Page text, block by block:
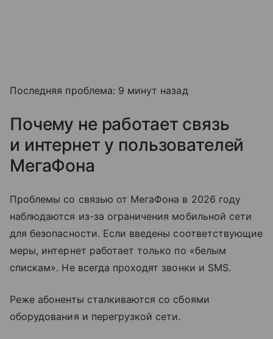
Последняя проблема: 9 минут назад
Почему не работает связь
и интернет у пользователей
МегаФона
Проблемы со связью от МегаФона в 2026 году
наблюдаются из-за ограничения мобильной сети
для безопасности. Если введены соответствующие
меры, интернет работает только по «белым
спискам». Не всегда проходят звонки и SMS.
Реже абоненты сталкиваются со сбоями
оборудования и перегрузкой сети.